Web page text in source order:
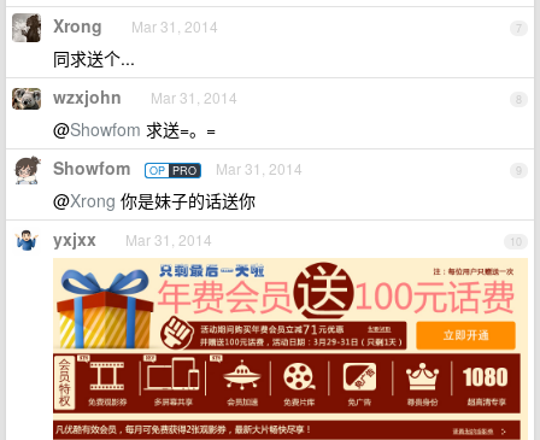
7
Xrong Mar 31, 2014
同求送个...
8
wzxjohn Mar 31, 2014
@Showfom 求送=。=
9
Showfom OP PRO Mar 31, 2014
@Xrong 你是妹子的话送你
10
yxjxx Mar 31, 2014